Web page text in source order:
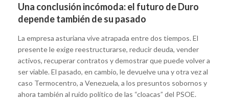
Una conclusión incómoda: el futuro de Duro
depende también de su pasado
La empresa asturiana vive atrapada entre dos tiempos. El
presente le exige reestructurarse, reducir deuda, vender
activos, recuperar contratos y demostrar que puede volver a
ser viable. El pasado, en cambio, le devuelve una y otra vez al
caso Termocentro, a Venezuela, a los presuntos sobornos y
ahora también al ruido político de las “cloacas” del PSOE.